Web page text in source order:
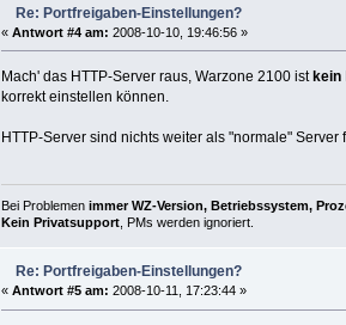
Re: Portfreigaben-Einstellungen?
« Antwort #4 am: 2008-10-10, 19:46:56 »
Mach' das HTTP-Server raus, Warzone 2100 istkein
korrekt einstellen können.
HTTP-Server sind nichts weiter als "normale" Server
Bei Problemen immer WZ-Version, Betriebssystem,
Kein Privatsupport, PMs werden ignoriert.
Re: Portfreigaben-Einstellungen?
« Antwort #5 am: 2008-10-11, 17:23:44 »